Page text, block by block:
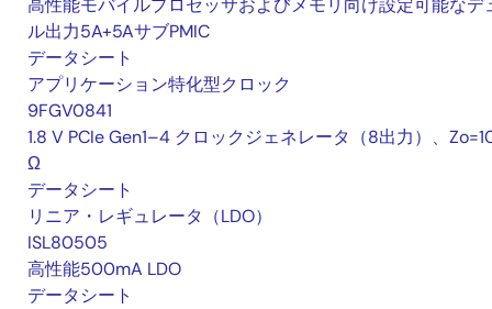
高性能モバイルプロセッサおよびメモリ向け設定可能なデ
ル出力5A+5AサブPMIC
データシート
アプリケーション特化型クロック
9FGV0841
1.8 V PCIe Gen1–4 クロックジェネレータ（8出力）、
Ω
データシート
リニア・レギュレータ（LDO）
ISL80505
高性能500mA LDO
データシート